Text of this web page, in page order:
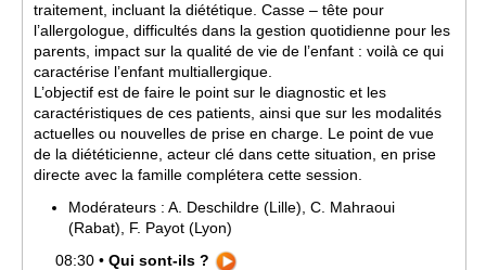
traitement, incluant la diététique. Casse – tête pour
l’allergologue, difficultés dans la gestion quotidienne pour les
parents, impact sur la qualité de vie de l’enfant : voilà ce qui
caractérise l’enfant multiallergique.
L’objectif est de faire le point sur le diagnostic et les
caractéristiques de ces patients, ainsi que sur les modalités
actuelles ou nouvelles de prise en charge. Le point de vue
de la diététicienne, acteur clé dans cette situation, en prise
directe avec la famille complétera cette session.
Modérateurs : A. Deschildre (Lille) C. Mahraoui
(Rabat)
F. Payot (Lyon)
08:30 • Qui sont-ils ?